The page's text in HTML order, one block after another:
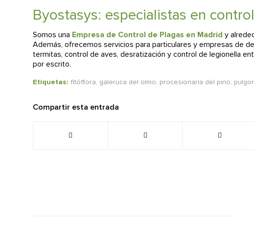
Byostasys: especialistas en
Somos una Empresa de Control de Plagas en Madrid y
Además, ofrecemos servicios para particulares y empresas de
termitas, control de aves, desratización y control de legionella
por escrito.
Etiquetas: fitóftora, galeruca del olmo, procesionaria del pino,
Compartir esta entrada